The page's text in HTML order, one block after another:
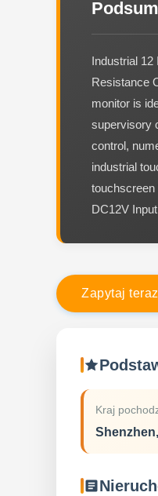
Industrial 12
Resistance
monitor is
supervisory
control,
industrial
touchscreen
DC12V
Zapytaj teraz
Kraj